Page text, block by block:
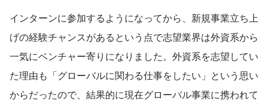
インターンに参加するようになってから、新規事業立ち上
げの経験チャンスがあるという点で志望業界は外資系から
一気にベンチャー寄りになりました。外資系を志望してい
た理由も「グローバルに関わる仕事をしたい」という思い
からだったので、結果的に現在グローバル事業に携われて